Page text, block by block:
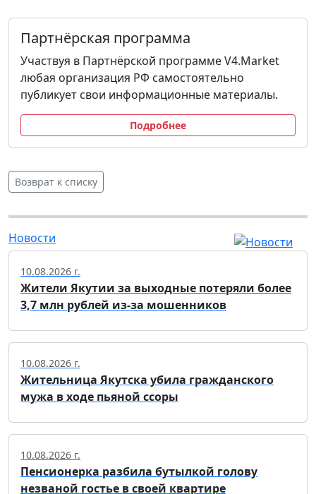
Партнёрская программа
Участвуя в Партнёрской программе V4.Market
любая организация РФ самостоятельно
публикует свои информационные материалы.
Подробнее
Возврат к списку
Новости
10.08.2026 г.
Жители Якутии за выходные потеряли более
3,7 млн рублей из-за мошенников
10.08.2026 г.
Жительница Якутска убила гражданского
мужа в ходе пьяной ссоры
10.08.2026 г.
Пенсионерка разбила бутылкой голову
незваной гостье в своей квартире